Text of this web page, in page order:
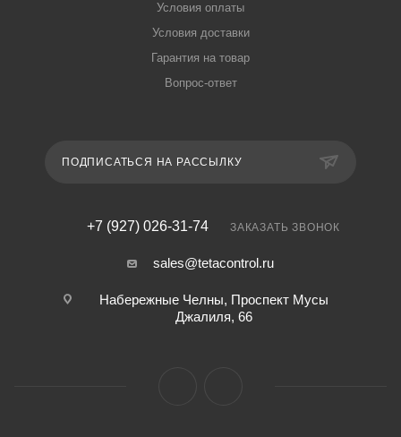
Условия оплаты
Условия доставки
Гарантия на товар
Вопрос-ответ
ПОДПИСАТЬСЯ НА РАССЫЛКУ
+7 (927) 026-31-74 ЗАКАЗАТЬ ЗВОНОК
sales@tetacontrol.ru
Набережные Челны, Проспект Мусы
Джалиля, 66